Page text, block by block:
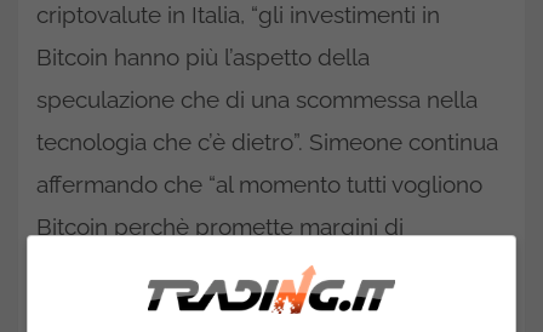
criptovalute in Italia, “gli investimenti in
Bitcoin hanno più l’aspetto della
speculazione che di una scommessa nella
tecnologia che c’è dietro”. Simeone continua
affermando che “al momento tutti vogliono
Bitcoin perchè promette margini di
guadagno interessanti ed è anche peggio di
quello che successe nel 2017 quando una